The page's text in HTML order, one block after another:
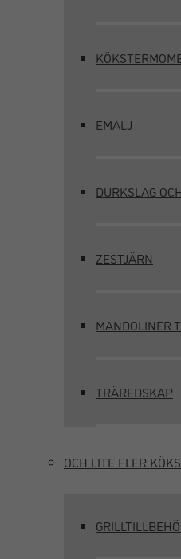
EMALJ
DURKSLAG
ZESTJÄRN
MANDOLINER
TRÄREDSKAP
OCH LITE FLER